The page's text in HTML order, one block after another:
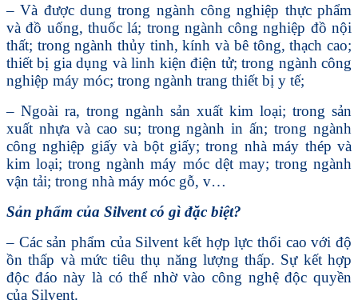
– Và được dung trong ngành công nghiệp thực phẩm
và đồ uống, thuốc lá; trong ngành công nghiệp đồ nội
thất; trong ngành thủy tinh, kính và bê tông, thạch cao;
thiết bị gia dụng và linh kiện điện tử; trong ngành công
nghiệp máy móc; trong ngành trang thiết bị y tế;
– Ngoài ra, trong ngành sản xuất kim loại; trong sản
xuất nhựa và cao su; trong ngành in ấn; trong ngành
công nghiệp giấy và bột giấy; trong nhà máy thép và
kim loại; trong ngành máy móc dệt may; trong ngành
vận tải; trong nhà máy móc gỗ, v…
Sản phẩm của Silvent có gì đặc biệt?
– Các sản phẩm của Silvent kết hợp lực thổi cao với độ
ồn thấp và mức tiêu thụ năng lượng thấp. Sự kết hợp
độc đáo này là có thể nhờ vào công nghệ độc quyền
của Silvent.